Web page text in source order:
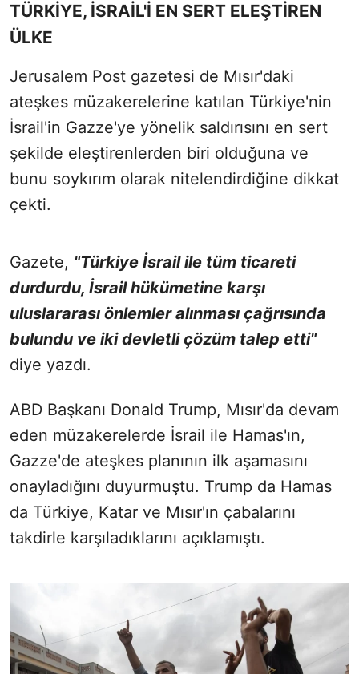
TÜRKİYE, İSRAİL'İ EN SERT ELEŞTİREN
ÜLKE
Jerusalem Post gazetesi de Mısır'daki
ateşkes müzakerelerine katılan Türkiye'nin
İsrail'in Gazze'ye yönelik saldırısını en sert
şekilde eleştirenlerden biri olduğuna ve
bunu soykırım olarak nitelendirdiğine dikkat
çekti.
Gazete, "Türkiye İsrail ile tüm ticareti
durdurdu, İsrail hükümetine karşı
uluslararası önlemler alınması çağrısında
bulundu ve iki devletli çözüm talep etti"
diye yazdı.
ABD Başkanı Donald Trump, Mısır'da devam
eden müzakerelerde İsrail ile Hamas'ın,
Gazze'de ateşkes planının ilk aşamasını
onayladığını duyurmuştu. Trump da Hamas
da Türkiye, Katar ve Mısır'ın çabalarını
takdirle karşıladıklarını açıklamıştı.